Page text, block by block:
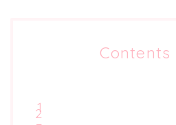
Contents